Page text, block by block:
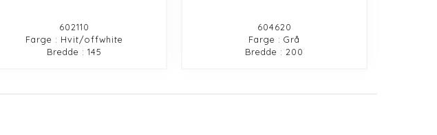
602110
Farge : Hvit/offwhite
Bredde : 145
604620
Farge : Grå
Bredde : 200